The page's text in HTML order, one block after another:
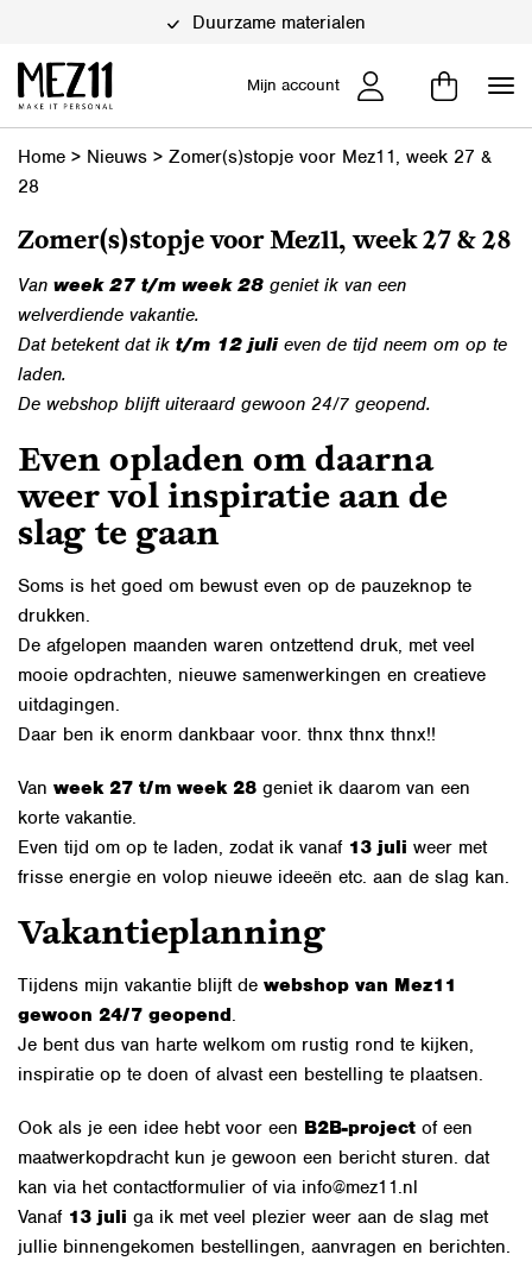
Duurzame materialen
Mijn account
Home > Nieuws > Zomer(s)stopje voor Mez11, week 27 &
28
Zomer(s)stopje voor Mez11, week 27 & 28
Van week 27 t/m week 28 geniet ik van een
welverdiende vakantie.
Dat betekent dat ik t/m 12 julieven de tijd neem om op te
laden.
De webshop blijft uiteraard gewoon 24/7 geopend.
Even opladen om daarna
weer vol inspiratie aan de
slag te gaan
Soms is het goed om bewust even op de pauzeknop te
drukken.
De afgelopen maanden waren ontzettend druk, met veel
mooie opdrachten, nieuwe samenwerkingen en creatieve
uitdagingen.
Daar ben ik enorm dankbaar voor. thnx thnx thnx!!
Van week 27 t/m week 28 geniet ik daarom van een
korte vakantie.
Even tijd om op te laden, zodat ik vanaf 13 juli weer met
frisse energie en volop nieuwe ideeën etc. aan de slag kan.
Vakantieplanning
Tijdens mijn vakantie blijft de webshop van Mez11
gewoon 24/7 geopend.
Je bent dus van harte welkom om rustig rond te kijken,
inspiratie op te doen of alvast een bestelling te plaatsen.
Ook als je een idee hebt voor een B2B-project of een
maatwerkopdracht kun je gewoon een bericht sturen. dat
kan via het contactformulier of via info@mez11.nl
Vanaf 13 juli ga ik met veel plezier weer aan de slag met
jullie binnengekomen bestellingen, aanvragen en berichten.